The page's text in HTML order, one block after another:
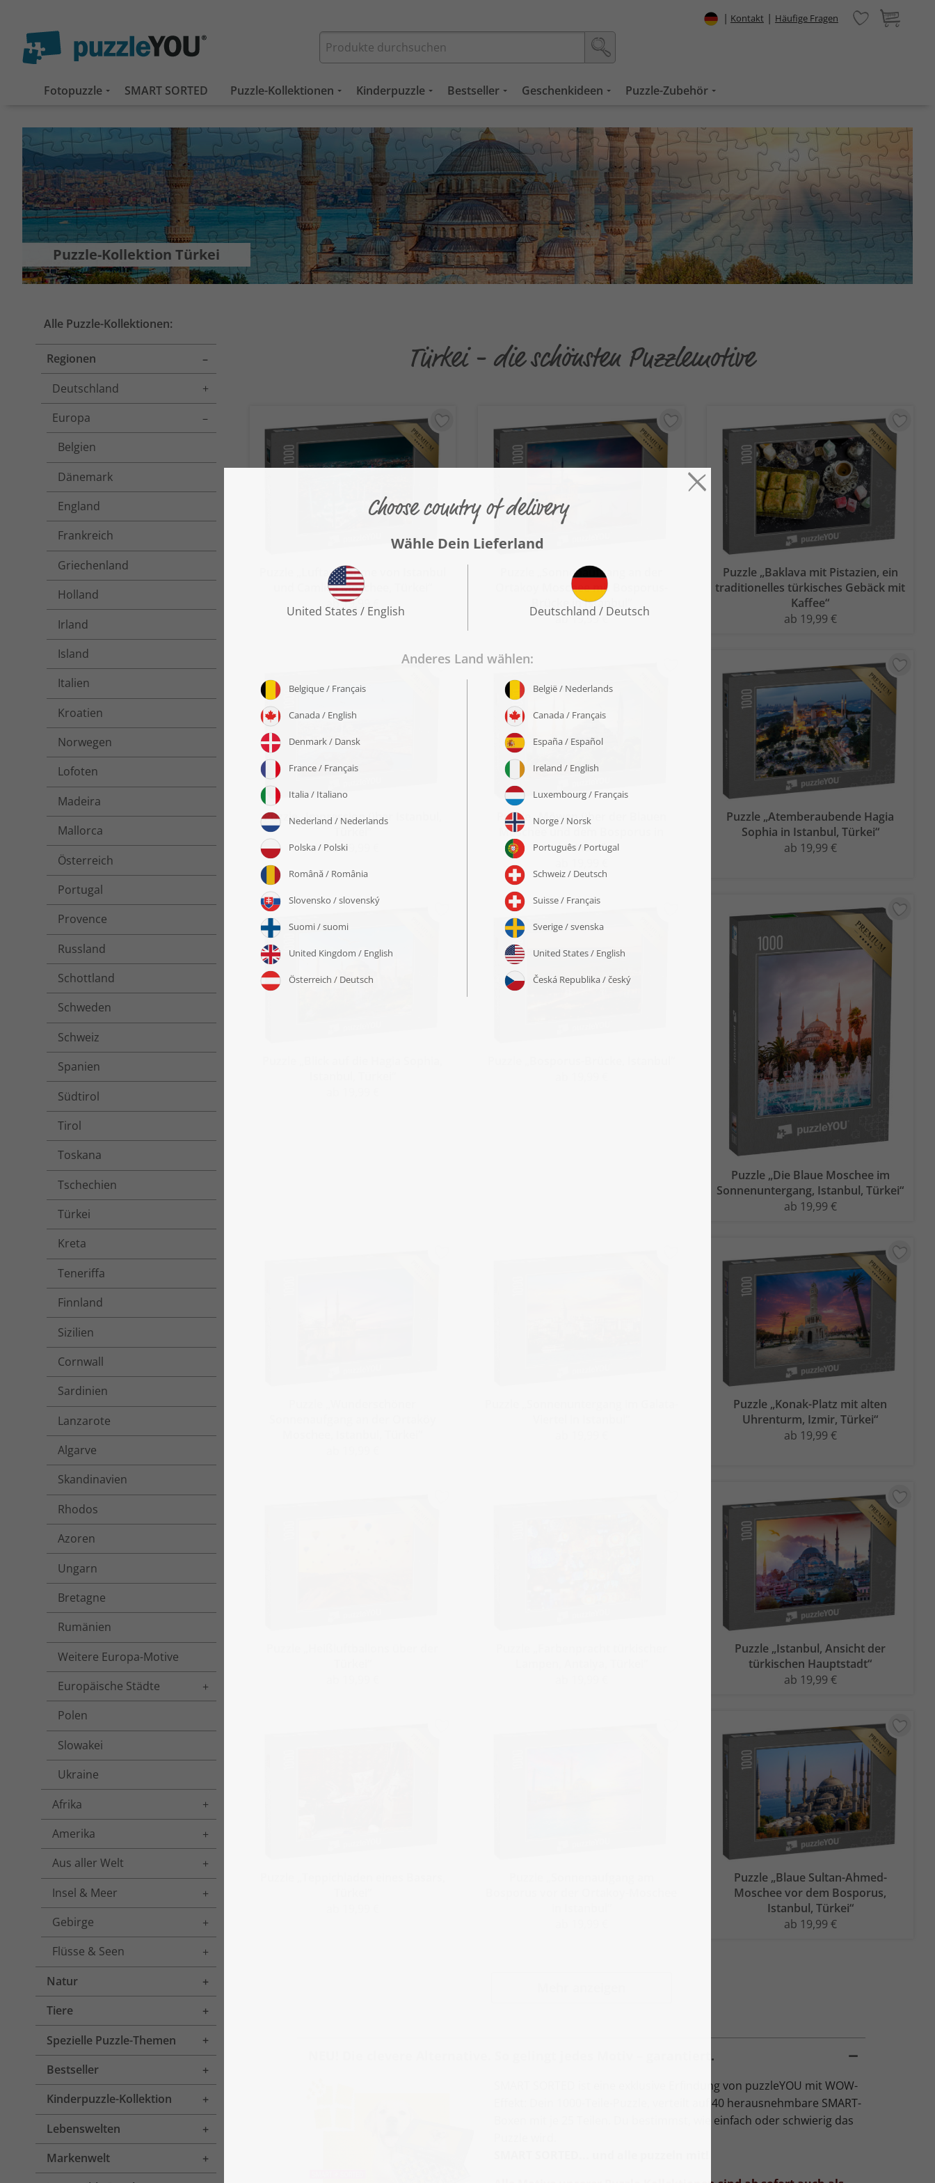
| Kontakt | Häufige Fragen
Fotopuzzle SMART SORTED Puzzle-Kollektionen Kinderpuzzle Bestseller Geschenkideen Puzzle-Zubehör
Puzzle-Kollektion Türkei
Alle Puzzle-Kollektionen:
Regionen
Toggle menu
Deutschland
Toggle menu
Europa
Toggle menu
Belgien
Dänemark
England
Frankreich
Griechenland
Holland
Irland
Island
Italien
Kroatien
Norwegen
Lofoten
Madeira
Mallorca
Österreich
Portugal
Provence
Russland
Schottland
Schweden
Schweiz
Spanien
Südtirol
Tirol
Toskana
Tschechien
Türkei
Kreta
Teneriffa
Finnland
Sizilien
Cornwall
Sardinien
Lanzarote
Algarve
Skandinavien
Rhodos
Azoren
Ungarn
Bretagne
Rumänien
Weitere Europa-Motive
Europäische Städte
Toggle menu
Polen
Slowakei
Ukraine
Afrika
Toggle menu
Amerika
Toggle menu
Aus aller Welt
Toggle menu
Insel & Meer
Toggle menu
Gebirge
Toggle menu
Flüsse & Seen
Toggle menu
Natur
Toggle menu
Tiere
Toggle menu
Spezielle Puzzle-Themen
Toggle menu
Bestseller
Toggle menu
Kinderpuzzle-Kollektion
Toggle menu
Lebenswelten
Toggle menu
Markenwelt
Toggle menu
Türkei - die schönsten Puzzlemotive
Puzzle „Luftaufnahme von Istanbul
und Camlica Moschee, Türkei“
ab 19,99 €
Puzzle „Sonnenaufgang an der
Ortakoy Moschee mit Bosporus-
Brücke in Istanbul“
ab 19,99 €
Puzzle „Baklava mit Pistazien, ein
traditionelles türkisches Gebäck mit
Kaffee“
ab 19,99 €
Puzzle „Impression über Istanbul,
ab 19,99 €
Puzzle „Möwen über der Blauen
Moschee und dem Bosporus in
Istanbul“
Puzzle „Atemberaubende Hagia
Sophia in Istanbul, Türkei“
ab 19,99 €
Puzzle „Die Blaue Moschee im
Sonnenuntergang, Istanbul, Türkei“
ab 19,99 €
Puzzle „Konak-Platz mit alten
Uhrenturm, Izmir, Türkei“
ab 19,99 €
Puzzle „Istanbul, Ansicht der
türkischen Hauptstadt“
ab 19,99 €
Puzzle „Blaue Sultan-Ahmed-
Moschee vor dem Bosporus,
Istanbul, Türkei“
ab 19,99 €
NEU! Die clevere Alternative. So gelingt jedes Motiv – garantiert.
SMART SORTED ist eine exklusive Erfindung von puzzleYOU mit WOW-
Effekt: Dein 1000-Teile-Puzzle, verteilt auf 40 herausnehmbare SMART-
Boxen mit je 25 Teilen. Du bestimmst, wie einfach oder schwierig das